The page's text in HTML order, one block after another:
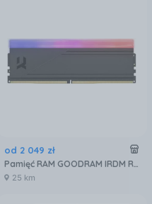
od 2 049 zł
Pamięć RAM GOODRAM IRDM RGB 32GB [2x16GB 6000MHz DDR5 CL30 DIMM] (IRG60D5L30S32GDC)
25 km